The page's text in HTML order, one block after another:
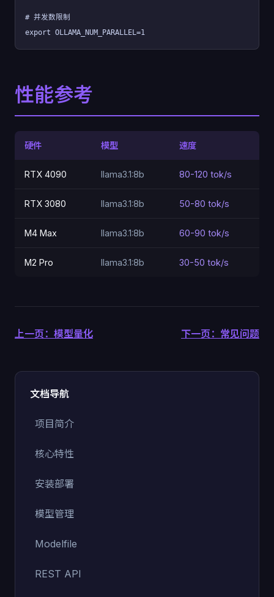
文档导航
项目简介
核心特性
安装部署
模型管理
Modelfile
REST API
# 并发数限制
export OLLAMA_NUM_PARALLEL=1
性能参考
硬件 模型 速度
RTX 4090 llama3.1:8b 80-120 tok/s
RTX 3080 llama3.1:8b 50-80 tok/s
M4 Max llama3.1:8b 60-90 tok/s
M2 Pro llama3.1:8b 30-50 tok/s
上一页：模型量化 下一页：常见问题